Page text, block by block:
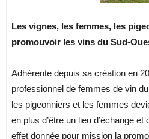
Les vignes, les femmes, les
promouvoir les vins du Sud-
Adhérente depuis sa création en
professionnel de femmes de vin
les pigeonniers et les femmes
en plus d’être un lieu d’échange
effet donnée pour mission la